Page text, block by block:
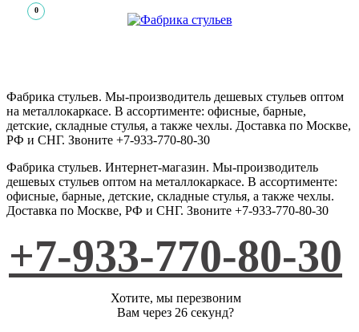
Фабрика стульев. Мы-производитель дешевых стульев оптом
на металлокаркасе. В ассортименте: офисные, барные,
детские, складные стулья, а также чехлы. Доставка по Москве,
РФ и СНГ. Звоните +7-933-770-80-30
Фабрика стульев. Интернет-магазин. Мы-производитель
дешевых стульев оптом на металлокаркасе. В ассортименте:
офисные, барные, детские, складные стулья, а также чехлы.
Доставка по Москве, РФ и СНГ. Звоните +7-933-770-80-30
+7-933-770-80-30
Хотите, мы перезвоним
Вам через 26 секунд?
0